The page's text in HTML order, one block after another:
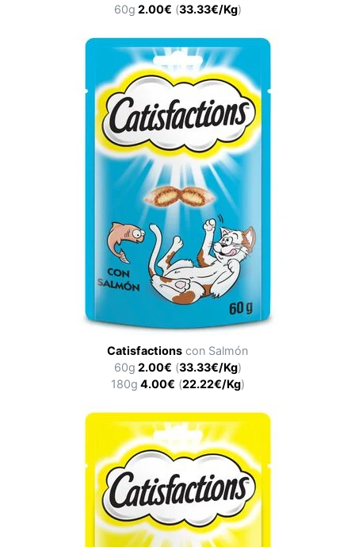
60g 2.00€ (33.33€/Kg)
Catisfactions con Salmón
60g 2.00€ (33.33€/Kg)
180g 4.00€ (22.22€/Kg)